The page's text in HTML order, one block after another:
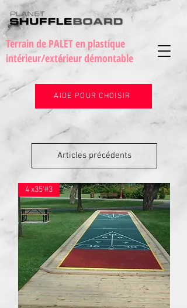
Terrain de PALET en plastique
intérieur/extérieur démontable
AIDE POUR CHOISIR
Articles précédents
4'x35'#3